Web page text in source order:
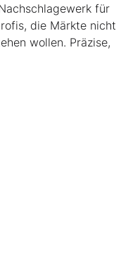
für
die Märkte nicht
wollen. Präzise,